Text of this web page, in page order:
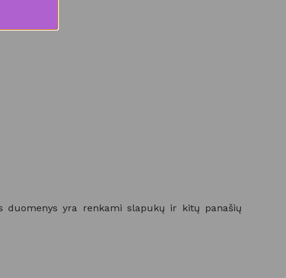
duomenys yra renkami slapukų ir kitų panašių